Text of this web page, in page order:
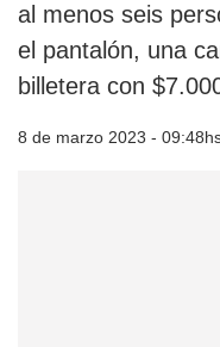
al menos seis
el pantalón, una
billetera con
8 de marzo 2023 -